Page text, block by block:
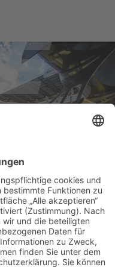
& VIDEOS
E-MAIL